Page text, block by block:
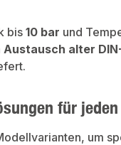
bis 10 bar und
Austausch alter
für
um